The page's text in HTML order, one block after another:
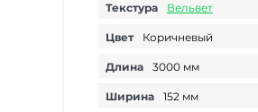
Текстура Вельвет
Цвет Коричневый
Длина 3000 мм
Ширина 152 мм